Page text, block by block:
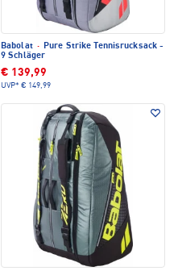
Babolat · Pure Strike Tennisrucksack -
9 Schläger
€ 139,99
UVP* € 149,99